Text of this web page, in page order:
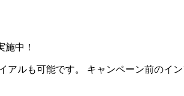
中！
ルも可能です。 キャンペーン前のイ